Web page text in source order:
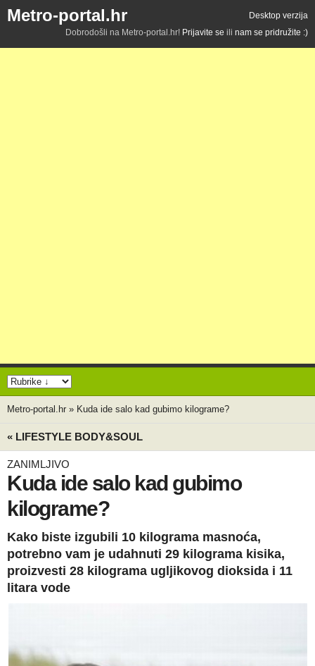
Metro-portal.hr
Desktop verzija
Dobrodošli na Metro-portal.hr! Prijavite se ili nam se pridružite :)
Metro-portal.hr » Kuda ide salo kad gubimo kilograme?
« LIFESTYLE BODY&SOUL
ZANIMLJIVO
Kuda ide salo kad gubimo
kilograme?
Kako biste izgubili 10 kilograma masnoća,
potrebno vam je udahnuti 29 kilograma kisika,
proizvesti 28 kilograma ugljikovog dioksida i 11
litara vode